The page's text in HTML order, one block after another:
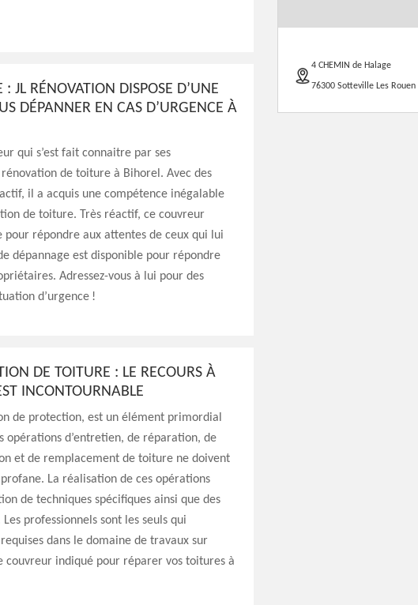
JL RÉNOVATION DISPOSE D’UNE
DÉPANNER EN CAS D’URGENCE À
qui s’est fait connaitre par ses
de toiture à Bihorel. Avec des
il a acquis une compétence inégalable
de toiture. Très réactif, ce couvreur
pour répondre aux attentes de ceux qui lui
dépannage est disponible pour répondre
Adressez-vous à lui pour des
d’urgence !
DE TOITURE : LE RECOURS À
INCONTOURNABLE
de protection, est un élément primordial
opérations d’entretien, de réparation, de
et de remplacement de toiture ne doivent
La réalisation de ces opérations
de techniques spécifiques ainsi que des
professionnels sont les seuls qui
dans le domaine de travaux sur
couvreur indiqué pour réparer vos toitures à
4 CHEMIN de Halage
76300 Sotteville Les Rouen